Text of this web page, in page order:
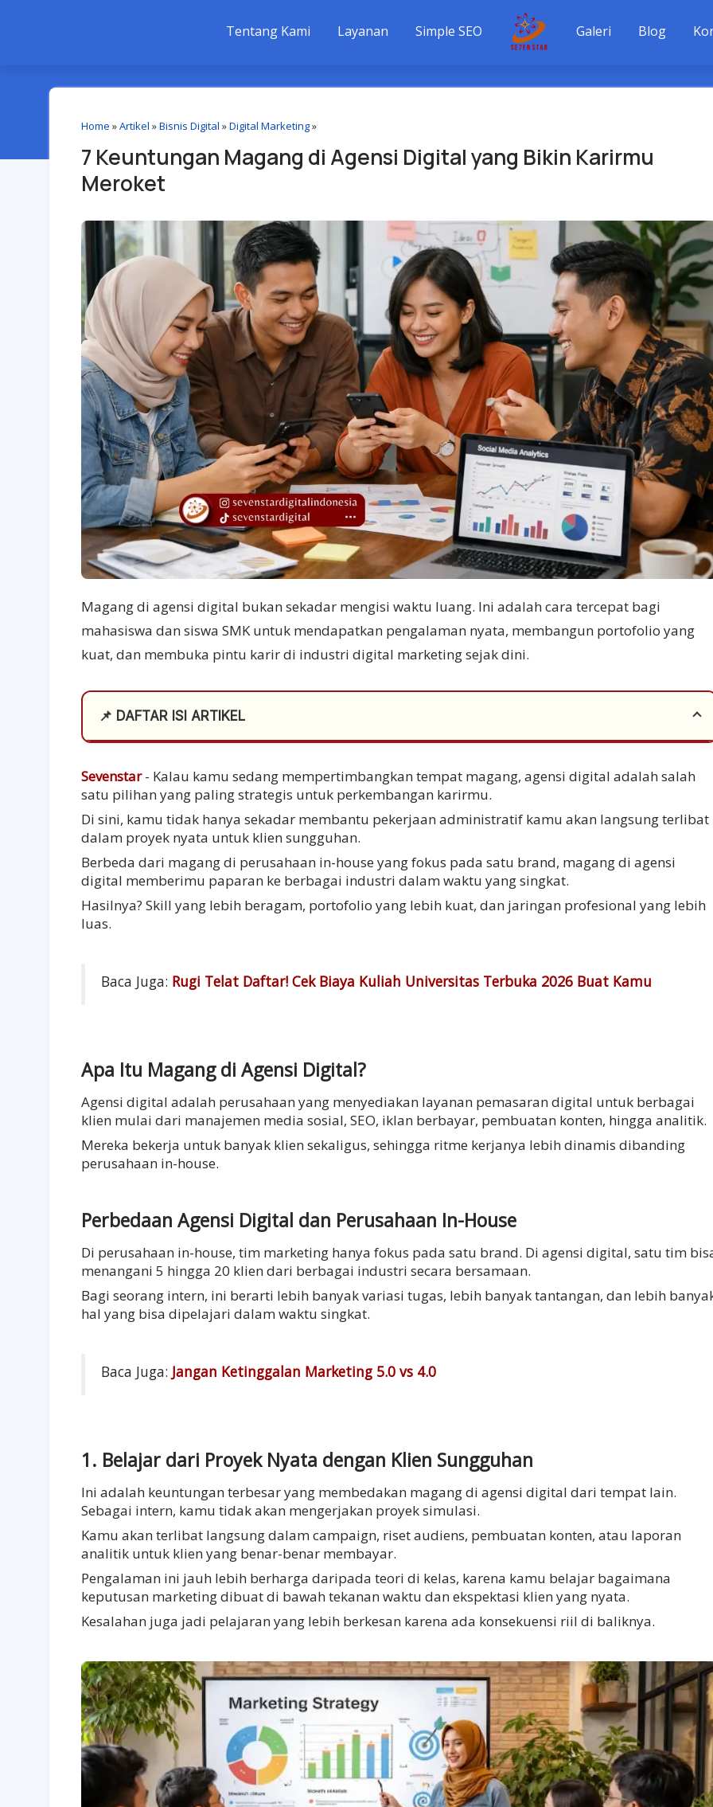
Tentang Kami Layanan Simple SEO Galeri Blog
Home »Artikel »Bisnis Digital »Digital Marketing»
7 Keuntungan Magang di Agensi Digital yang Bikin Karirmu
Meroket
Magang di agensi digital bukan sekadar mengisi waktu luang. Ini adalah cara tercepat bagi
mahasiswa dan siswa SMK untuk mendapatkan pengalaman nyata, membangun portofolio yang
kuat, dan membuka pintu karir di industri digital marketing sejak dini.
📌 DAFTAR ISI ARTIKEL
Sevenstar- Kalau kamu sedang mempertimbangkan tempat magang, agensi digital adalah salah
satu pilihan yang paling strategis untuk perkembangan karirmu.
Di sini, kamu tidak hanya sekadar membantu pekerjaan administratif kamu akan langsung terlibat
dalam proyek nyata untuk klien sungguhan.
Berbeda dari magang di perusahaan in-house yang fokus pada satu brand, magang di agensi
digital memberimu paparan ke berbagai industri dalam waktu yang singkat.
Hasilnya? Skill yang lebih beragam, portofolio yang lebih kuat, dan jaringan profesional yang lebih
luas.
Baca Juga: Rugi Telat Daftar! Cek Biaya Kuliah Universitas Terbuka 2026 Buat Kamu
Apa Itu Magang di Agensi Digital?
Agensi digital adalah perusahaan yang menyediakan layanan pemasaran digital untuk berbagai
klien mulai dari manajemen media sosial, SEO, iklan berbayar, pembuatan konten, hingga analitik.
Mereka bekerja untuk banyak klien sekaligus, sehingga ritme kerjanya lebih dinamis dibanding
perusahaan in-house.
Perbedaan Agensi Digital dan Perusahaan In-House
Di perusahaan in-house, tim marketing hanya fokus pada satu brand. Di agensi digital, satu tim
menangani 5 hingga 20 klien dari berbagai industri secara bersamaan.
Bagi seorang intern, ini berarti lebih banyak variasi tugas, lebih banyak tantangan, dan lebih
hal yang bisa dipelajari dalam waktu singkat.
Baca Juga: Jangan Ketinggalan Marketing 5.0 vs 4.0
1. Belajar dari Proyek Nyata dengan Klien Sungguhan
Ini adalah keuntungan terbesar yang membedakan magang di agensi digital dari tempat lain.
Sebagai intern, kamu tidak akan mengerjakan proyek simulasi.
Kamu akan terlibat langsung dalam campaign, riset audiens, pembuatan konten, atau laporan
analitik untuk klien yang benar-benar membayar.
Pengalaman ini jauh lebih berharga daripada teori di kelas, karena kamu belajar bagaimana
keputusan marketing dibuat di bawah tekanan waktu dan ekspektasi klien yang nyata.
Kesalahan juga jadi pelajaran yang lebih berkesan karena ada konsekuensi riil di baliknya.